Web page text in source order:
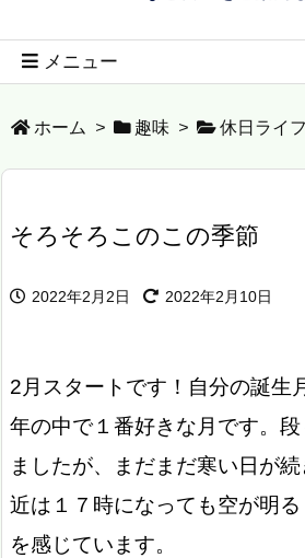
メニュー
ホーム > 趣味 > 休日ライフ
そろそろこのこの季節
2022年2月2日 2022年2月10日
2月スタートです！自分の誕生
年の中で１番好きな月です。
ましたが、まだまだ寒い日が
近は１７時になっても空が明
を感じています。